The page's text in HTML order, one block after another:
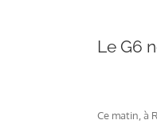
Le G6
Ce matin, à